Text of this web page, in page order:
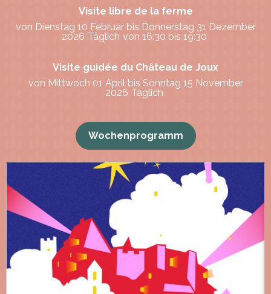
Visite libre de la ferme
von Dienstag 10 Februar bis Donnerstag 31 Dezember
2026 Täglich von 16:30 bis 19:30
Visite guidée du Château de Joux
von Mittwoch 01 April bis Sonntag 15 November
2026 Täglich
Wochenprogramm